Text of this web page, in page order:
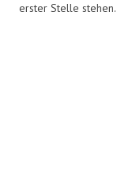
erster Stelle stehen.